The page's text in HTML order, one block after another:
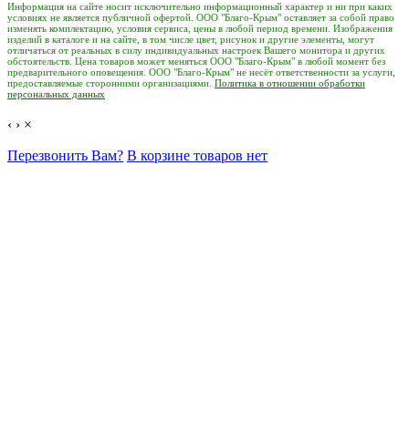
Информация на сайте носит исключительно информационный характер и ни при каких
условиях не является публичной офертой. ООО "Благо-Крым" оставляет за собой право
изменять комплектацию, условия сервиса, цены в любой период времени. Изображения
изделий в каталоге и на сайте, в том числе цвет, рисунок и другие элементы, могут
отличаться от реальных в силу индивидуальных настроек Вашего монитора и других
обстоятельств. Цена товаров может меняться ООО "Благо-Крым" в любой момент без
предварительного оповещения. ООО "Благо-Крым" не несёт ответственности за услуги,
предоставляемые сторонними организациями. Политика в отношении обработки
персональных данных
‹ › ×
Перезвонить Вам? В корзине товаров нет